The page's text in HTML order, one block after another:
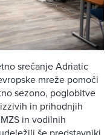
srečanje Adriatic
mreže pomoči
sezono, poglobitve
in prihodnjih
in vodilnih